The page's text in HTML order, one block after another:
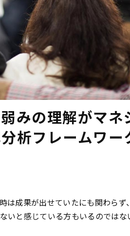
みの理解がマネ
析フレームワー
は成果が出せていたにも関わらず
いと感じている方もいるのではな